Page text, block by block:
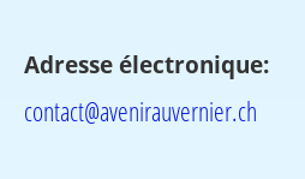
Adresse électronique:
contact@avenirauvernier.ch